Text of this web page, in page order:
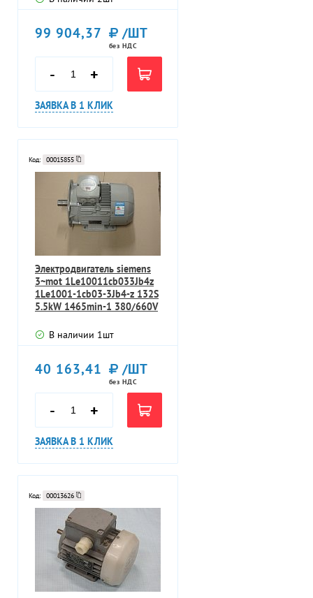
99 904,37 /ШТ
без НДС
- +
ЗАЯВКА В 1 КЛИК
Код: 00015855
Электродвигатель siemens
3~mot 1Le10011cb033Jb4z
1Le1001-1cb03-3Jb4-z 132S
5.5kW 1465min-1 380/660V
В наличии 1шт
40 163,41 /ШТ
без НДС
- +
ЗАЯВКА В 1 КЛИК
Код: 00013626